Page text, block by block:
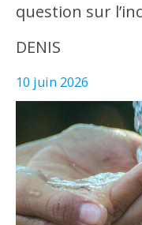
question sur
DENIS
10 juin 2026